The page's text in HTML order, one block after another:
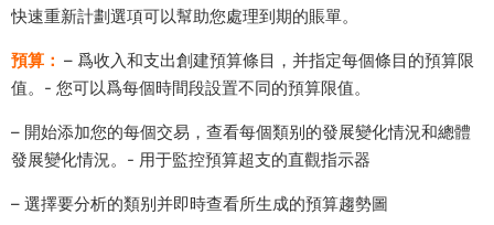
快速重新計劃選項可以幫助您處理到期的賬單。
預算： – 爲收入和支出創建預算條目，并指定每個條目的預算限
值。- 您可以爲每個時間段設置不同的預算限值。
– 開始添加您的每個交易，查看每個類别的發展變化情況和總體
發展變化情況。- 用于監控預算超支的直觀指示器
– 選擇要分析的類别并即時查看所生成的預算趨勢圖